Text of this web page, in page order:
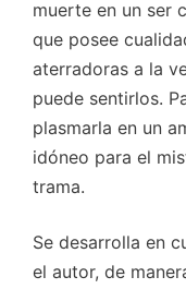
muerte en un ser
que posee
aterradoras a la
puede sentirlos.
plasmarla en un
idóneo para el
trama.
Se desarrolla en
el autor, de